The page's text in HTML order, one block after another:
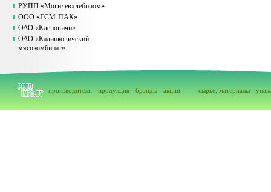
РУПП «Могилевхлебпром»
ООО «ГСМ-ПАК»
ОАО «Кленовичи»
ОАО «Калинковичский
мясокомбинат»
производители продукция брэнды акции сырье, материалы